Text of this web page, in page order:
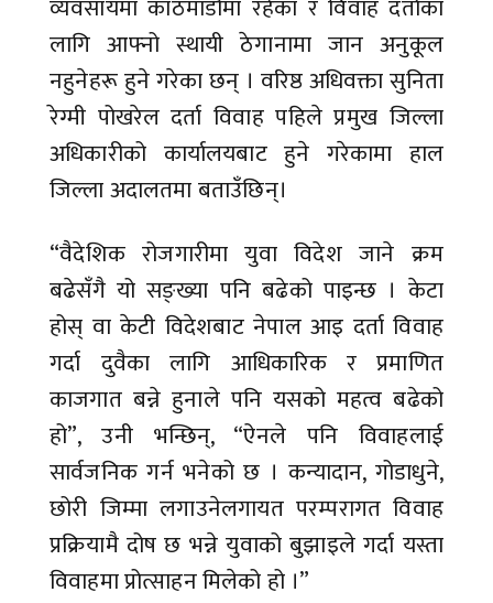
व्यवसायमा काठमाडौँमा रहेका र विवाह दर्ताका
लागि आफ्नो स्थायी ठेगानामा जान अनुकूल
नहुनेहरू हुने गरेका छन् । वरिष्ठ अधिवक्ता सुनिता
रेग्मी पोखरेल दर्ता विवाह पहिले प्रमुख जिल्ला
अधिकारीको कार्यालयबाट हुने गरेकामा हाल
जिल्ला अदालतमा बताउँछिन्।
“वैदेशिक रोजगारीमा युवा विदेश जाने क्रम
बढेसँगै यो सङ्ख्या पनि बढेको पाइन्छ । केटा
होस् वा केटी विदेशबाट नेपाल आइ दर्ता विवाह
गर्दा दुवैका लागि आधिकारिक र प्रमाणित
काजगात बन्ने हुनाले पनि यसको महत्व बढेको
हो”, उनी भन्छिन्, “ऐनले पनि विवाहलाई
सार्वजनिक गर्न भनेको छ । कन्यादान, गोडाधुने,
छोरी जिम्मा लगाउनेलगायत परम्परागत विवाह
प्रक्रियामै दोष छ भन्ने युवाको बुझाइले गर्दा यस्ता
विवाहमा प्रोत्साहन मिलेको हो ।”